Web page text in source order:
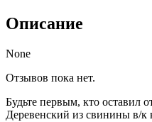
кат
в/
270г
Описание
None
Отзывов пока нет.
Будьте первым, кто оставил
Деревенский из свинины в/к